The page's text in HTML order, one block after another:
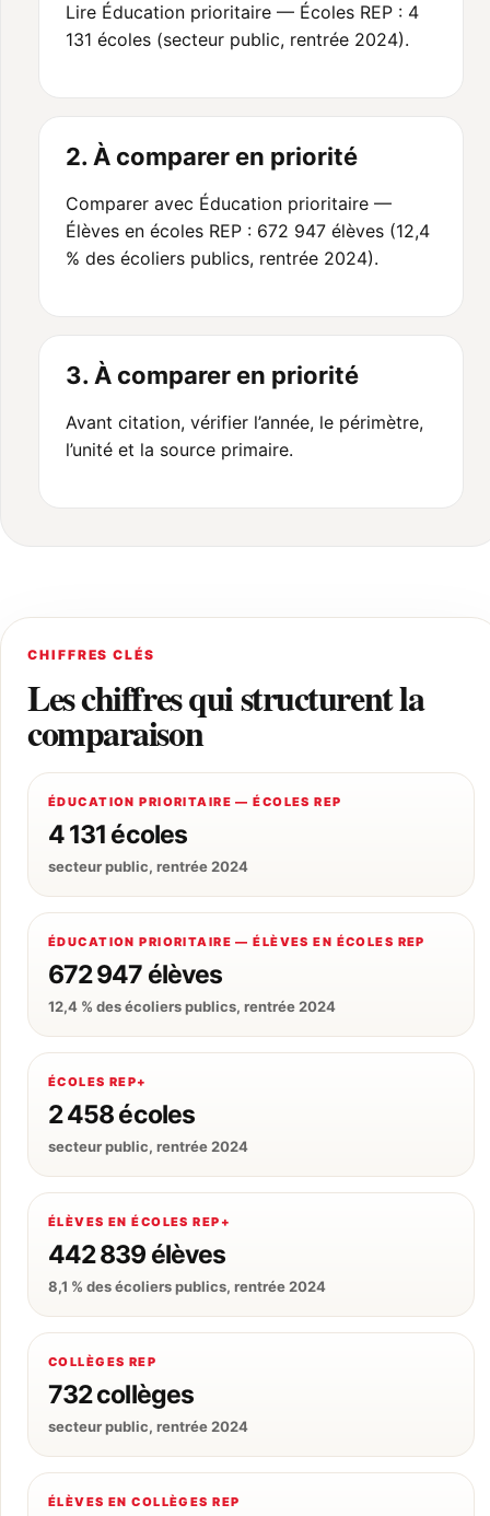
Lire Éducation prioritaire — Écoles REP : 4
131 écoles (secteur public, rentrée 2024).
2. À comparer en priorité
Comparer avec Éducation prioritaire —
Élèves en écoles REP : 672 947 élèves (12,4
% des écoliers publics, rentrée 2024).
3. À comparer en priorité
Avant citation, vérifier l’année, le périmètre,
l’unité et la source primaire.
CHIFFRES CLÉS
Les chiffres qui structurent la
comparaison
ÉDUCATION PRIORITAIRE — ÉCOLES REP
4 131 écoles
secteur public, rentrée 2024
ÉDUCATION PRIORITAIRE — ÉLÈVES EN ÉCOLES REP
672 947 élèves
12,4 % des écoliers publics, rentrée 2024
ÉCOLES REP+
2 458 écoles
secteur public, rentrée 2024
ÉLÈVES EN ÉCOLES REP+
442 839 élèves
8,1 % des écoliers publics, rentrée 2024
COLLÈGES REP
732 collèges
secteur public, rentrée 2024
ÉLÈVES EN COLLÈGES REP